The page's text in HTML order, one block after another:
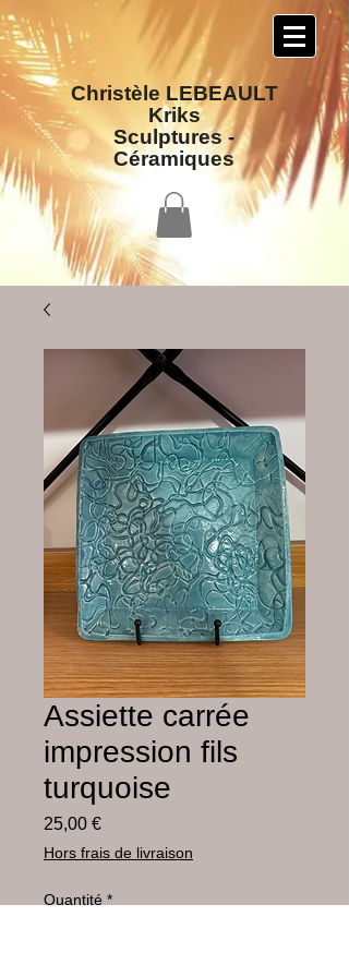
Christèle LEBEAULT
Kriks
Sculptures​ -
Céramiques
Assiette carrée
impression fils
turquoise
25,00 €Prix
Hors frais de livraison
Quantité *